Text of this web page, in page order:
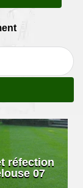
réfection
07